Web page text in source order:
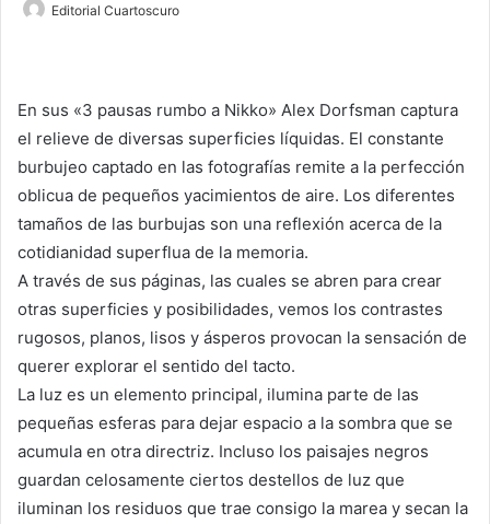
Editorial Cuartoscuro
En sus «3 pausas rumbo a Nikko» Alex Dorfsman captura
el relieve de diversas superficies líquidas. El constante
burbujeo captado en las fotografías remite a la perfección
oblicua de pequeños yacimientos de aire. Los diferentes
tamaños de las burbujas son una reflexión acerca de la
cotidianidad superflua de la memoria.
A través de sus páginas, las cuales se abren para crear
otras superficies y posibilidades, vemos los contrastes
rugosos, planos, lisos y ásperos provocan la sensación de
querer explorar el sentido del tacto.
La luz es un elemento principal, ilumina parte de las
pequeñas esferas para dejar espacio a la sombra que se
acumula en otra directriz. Incluso los paisajes negros
guardan celosamente ciertos destellos de luz que
iluminan los residuos que trae consigo la marea y secan la